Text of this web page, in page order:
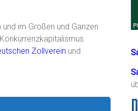
im Großen und Ganzen
Zollverein und